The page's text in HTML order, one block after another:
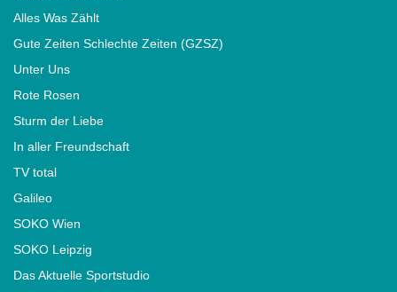
Alles Was Zählt
Gute Zeiten Schlechte Zeiten (GZSZ)
Unter Uns
Rote Rosen
Sturm der Liebe
In aller Freundschaft
TV total
Galileo
SOKO Wien
SOKO Leipzig
Das Aktuelle Sportstudio